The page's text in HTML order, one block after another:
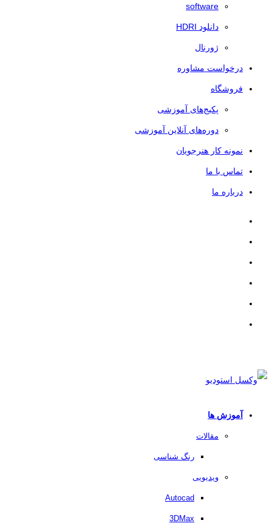
software
دانلود HDRI
ژورنال
درخواست مشاوره
فروشگاه
پکیج‌های آموزشی
دوره‌های آنلاین آموزشی
نمونه کار هنرجویان
تماس با ما
درباره ما
آموزش ها
مقالات
رنگ شناسی
ویدیویی
Autocad
3DMax